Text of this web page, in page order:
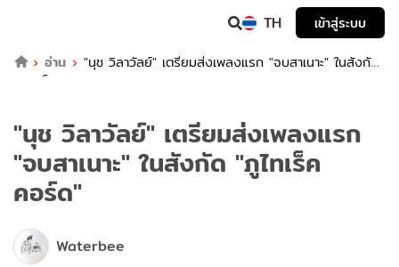
TH
เข้าสู่ระบบ
อ่าน
"นุช วิลาวัลย์" เตรียมส่งเพลงแรก "จบสาเนาะ" ในสังกัด
"ภูไทเร็คคอร์ด"
"นุช วิลาวัลย์" เตรียมส่งเพลงแรก
"จบสาเนาะ" ในสังกัด "ภูไทเร็ค
คอร์ด"
Waterbee